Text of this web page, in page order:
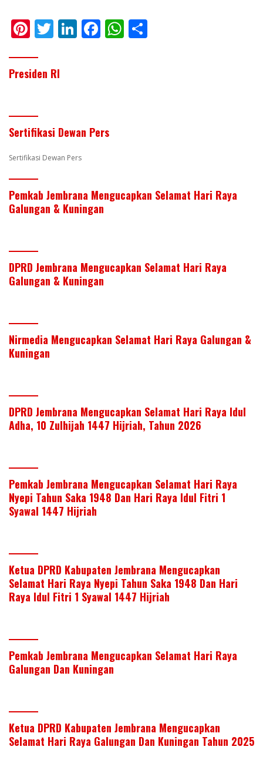
Pi
er
e
T
itt
er
Li F
k
W
Presiden RI
Sertifikasi Dewan Pers
Sertifikasi Dewan Pers
Pemkab Jembrana Mengucapkan Selamat Hari Raya
Galungan & Kuningan
DPRD Jembrana Mengucapkan Selamat Hari Raya
Galungan & Kuningan
Nirmedia Mengucapkan Selamat Hari Raya Galungan &
Kuningan
DPRD Jembrana Mengucapkan Selamat Hari Raya Idul
Adha, 10 Zulhijah 1447 Hijriah, Tahun 2026
Pemkab Jembrana Mengucapkan Selamat Hari Raya
Nyepi Tahun Saka 1948 Dan Hari Raya Idul Fitri 1
Syawal 1447 Hijriah
Ketua DPRD Kabupaten Jembrana Mengucapkan
Selamat Hari Raya Nyepi Tahun Saka 1948 Dan Hari
Raya Idul Fitri 1 Syawal 1447 Hijriah
Pemkab Jembrana Mengucapkan Selamat Hari Raya
Galungan Dan Kuningan
Ketua DPRD Kabupaten Jembrana Mengucapkan
Selamat Hari Raya Galungan Dan Kuningan Tahun 2025